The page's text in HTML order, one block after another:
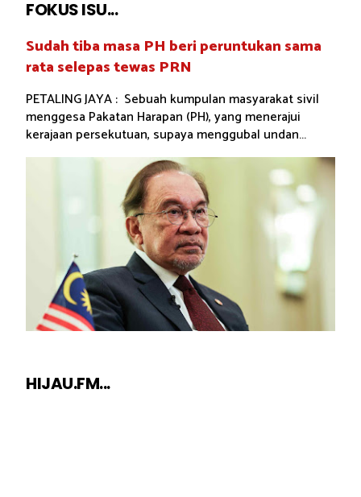
FOKUS ISU...
Sudah tiba masa PH beri peruntukan sama
rata selepas tewas PRN
PETALING JAYA : Sebuah kumpulan masyarakat sivil
menggesa Pakatan Harapan (PH), yang menerajui
kerajaan persekutuan, supaya menggubal undan...
HIJAU.FM...